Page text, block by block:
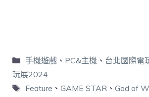
手機遊戲、 PC&主機 、 台北國際電
玩展2024
Feature 、 GAME STAR 、 God of